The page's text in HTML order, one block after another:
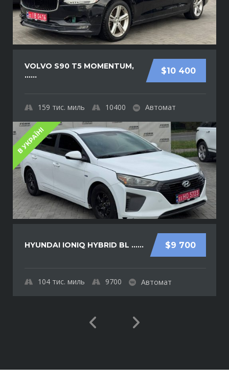
$10 400
VOLVO S90 T5 MOMENTUM,
......
159 тис. миль 10400 Автомат
В УКРАЇНІ
$9 700
HYUNDAI IONIQ HYBRID BL ......
104 тис. миль 9700 Автомат